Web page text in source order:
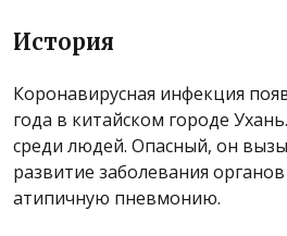
История
Коронавирусная инфекция
года в китайском городе
среди людей. Опасный, он
развитие заболевания
атипичную пневмонию.